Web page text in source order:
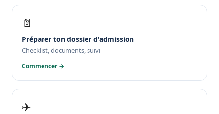
📄
Préparer ton dossier d'admission
Checklist, documents, suivi
Commencer →
✈️